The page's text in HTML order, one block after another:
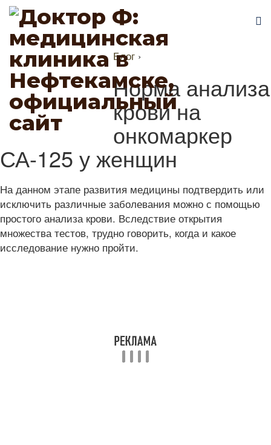
Блог ›
Норма анализа
крови на
онкомаркер
СА-125 у женщин
На данном этапе развития медицины подтвердить или
исключить различные заболевания можно с помощью
простого анализа крови. Вследствие открытия
множества тестов, трудно говорить, когда и какое
исследование нужно пройти.